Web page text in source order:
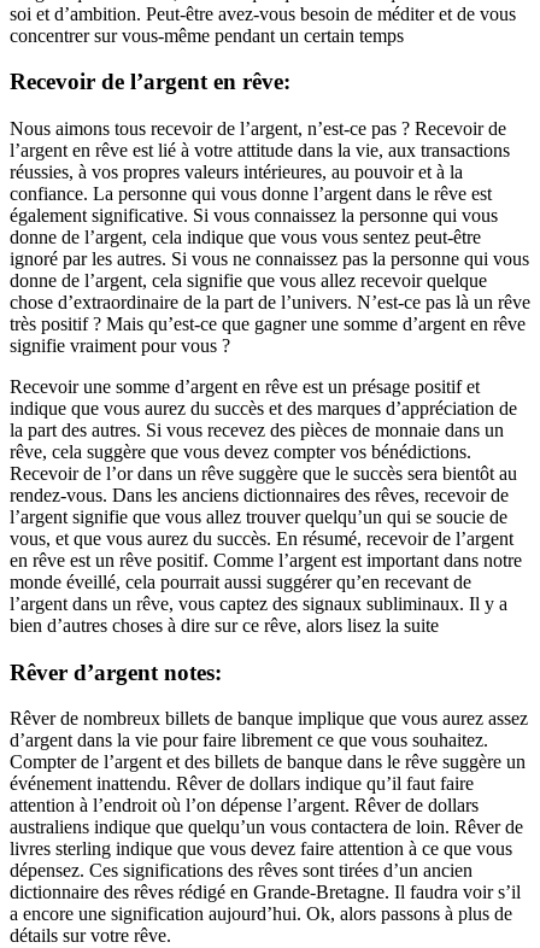
soi et d’ambition. Peut-être avez-vous besoin de méditer et de vous
concentrer sur vous-même pendant un certain temps
Recevoir de l’argent en rêve:
Nous aimons tous recevoir de l’argent, n’est-ce pas ? Recevoir de
l’argent en rêve est lié à votre attitude dans la vie, aux transactions
réussies, à vos propres valeurs intérieures, au pouvoir et à la
confiance. La personne qui vous donne l’argent dans le rêve est
également significative. Si vous connaissez la personne qui vous
donne de l’argent, cela indique que vous vous sentez peut-être
ignoré par les autres. Si vous ne connaissez pas la personne qui vous
donne de l’argent, cela signifie que vous allez recevoir quelque
chose d’extraordinaire de la part de l’univers. N’est-ce pas là un rêve
très positif ? Mais qu’est-ce que gagner une somme d’argent en rêve
signifie vraiment pour vous ?
Recevoir une somme d’argent en rêve est un présage positif et
indique que vous aurez du succès et des marques d’appréciation de
la part des autres. Si vous recevez des pièces de monnaie dans un
rêve, cela suggère que vous devez compter vos bénédictions.
Recevoir de l’or dans un rêve suggère que le succès sera bientôt au
rendez-vous. Dans les anciens dictionnaires des rêves, recevoir de
l’argent signifie que vous allez trouver quelqu’un qui se soucie de
vous, et que vous aurez du succès. En résumé, recevoir de l’argent
en rêve est un rêve positif. Comme l’argent est important dans notre
monde éveillé, cela pourrait aussi suggérer qu’en recevant de
l’argent dans un rêve, vous captez des signaux subliminaux. Il y a
bien d’autres choses à dire sur ce rêve, alors lisez la suite
Rêver d’argent notes:
Rêver de nombreux billets de banque implique que vous aurez assez
d’argent dans la vie pour faire librement ce que vous souhaitez.
Compter de l’argent et des billets de banque dans le rêve suggère un
événement inattendu. Rêver de dollars indique qu’il faut faire
attention à l’endroit où l’on dépense l’argent. Rêver de dollars
australiens indique que quelqu’un vous contactera de loin. Rêver de
livres sterling indique que vous devez faire attention à ce que vous
dépensez. Ces significations des rêves sont tirées d’un ancien
dictionnaire des rêves rédigé en Grande-Bretagne. Il faudra voir s’il
a encore une signification aujourd’hui. Ok, alors passons à plus de
détails sur votre rêve.